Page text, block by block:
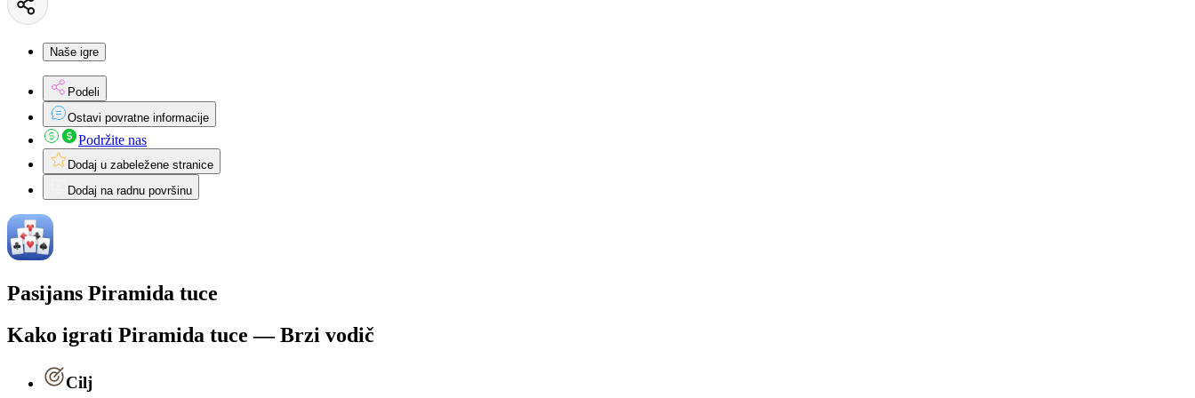
Naše igre
Podeli
Ostavi povratne informacije
Podržite nas
Dodaj u zabeležene stranice
Dodaj na radnu površinu
Pasijans Piramida tuce
Kako igrati Piramida tuce — Brzi vodič
Cilj